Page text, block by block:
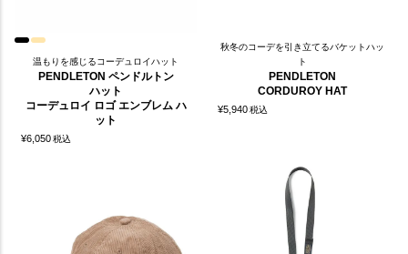
温もりを感じるコーデュロイハット
PENDLETON ペンドルトン
ハット
コーデュロイ ロゴ エンブレム ハ
ット
¥6,050税込
秋冬のコーデを引き立てるバケットハッ
ト
PENDLETON
CORDUROY HAT
¥5,940税込